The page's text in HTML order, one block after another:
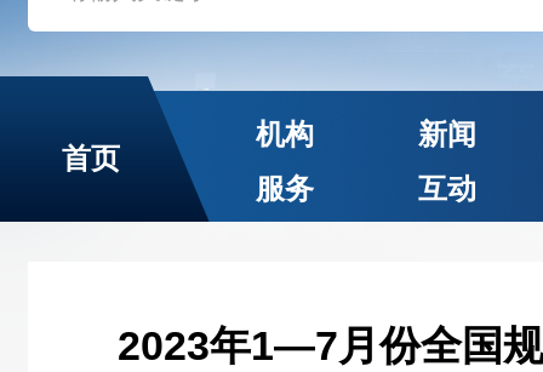
首页
机构
新闻
服务
互动
2023年1—7月份全国